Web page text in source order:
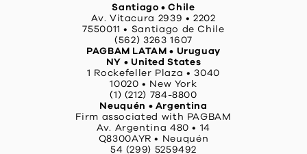
Santiago • Chile
Av. Vitacura 2939 • 2202
7550011 • Santiago de Chile
(562) 3263 1607
PAGBAM LATAM • Uruguay
NY • United States
1 Rockefeller Plaza • 3040
10020 • New York
(1) (212) 784-8800
Neuquén • Argentina
Firm associated with PAGBAM
Av. Argentina 480 • 14
Q8300AYR • Neuquén
54 (299) 5259492